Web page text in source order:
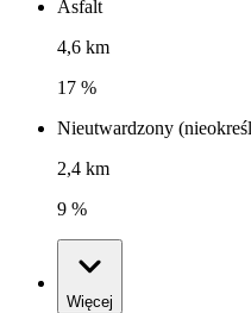
Asfalt
4,6 km
17 %
Nieutwardzony
2,4 km
9 %
Więcej